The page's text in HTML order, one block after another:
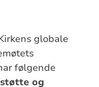
globale
følgende
og